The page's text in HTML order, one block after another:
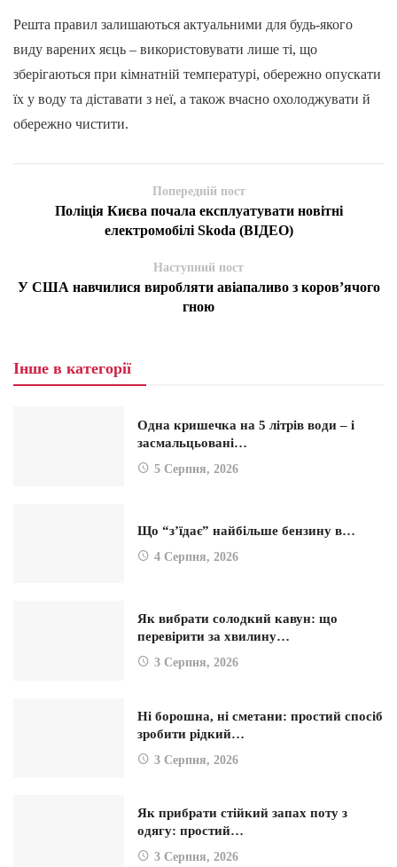
Решта правил залишаються актуальними для будь-якого
виду варених яєць – використовувати лише ті, що
зберігаються при кімнатній температурі, обережно опускати
їх у воду та діставати з неї, а також вчасно охолоджувати й
обережно чистити.
Попередній пост
Поліція Києва почала експлуатувати новітні
електромобілі Skoda (ВІДЕО)
Наступний пост
У США навчилися виробляти авіапаливо з коров’ячого
гною
Інше в категорії
Одна кришечка на 5 літрів води – і
засмальцьовані…
5 Серпня, 2026
Що “з’їдає” найбільше бензину в…
4 Серпня, 2026
Як вибрати солодкий кавун: що
перевірити за хвилину…
3 Серпня, 2026
Ні борошна, ні сметани: простий спосіб
зробити рідкий…
3 Серпня, 2026
Як прибрати стійкий запах поту з
одягу: простий…
3 Серпня, 2026